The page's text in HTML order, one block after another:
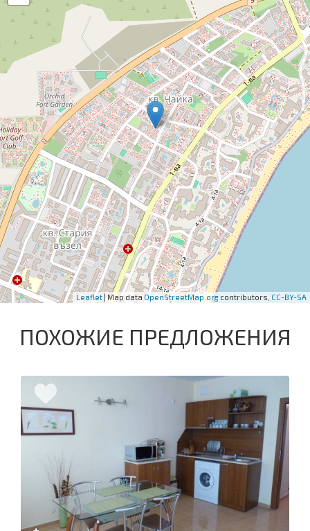
Leaflet| Map data OpenStreetMap.org contributors, CC-BY-SA
ПОХОЖИЕ ПРЕДЛОЖЕНИЯ